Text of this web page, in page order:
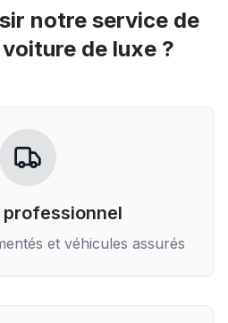
notre service de
de luxe ?
et véhicules assurés